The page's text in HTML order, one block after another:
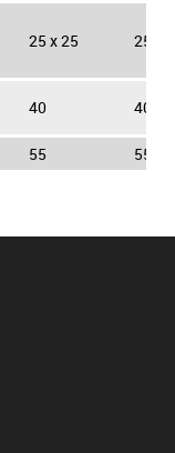
25 x 25 25 x
40 40
55 55